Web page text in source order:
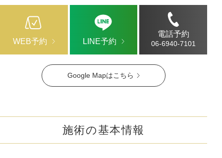
Google Mapはこちら
WEB予約 LINE予約
電話予約
06-6940-7101
施術の基本情報